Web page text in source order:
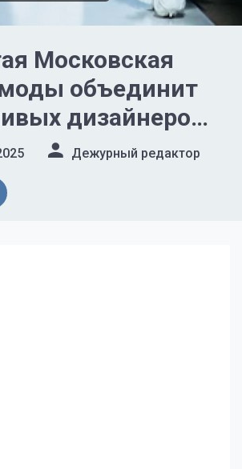
Московская
объединит
дизайнеров
Дежурный редактор